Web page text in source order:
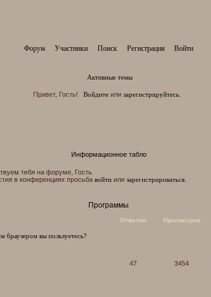
Форум Участники Поиск Регистрация Войти
Активные темы
Привет, Гость! Войдитеили зарегистрируйтесь.
Информационное табло
тебя на форуме, Гость.
в конференциях просьба войтиили зарегистрироваться.
Программы
Ответов Просмотров
браузером вы пользуетесь?
47 3454